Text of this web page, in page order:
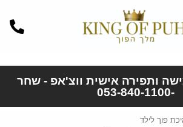
ותפירה אישית ווצ'אפ - שחר
-053-840-1100
פוך לילד